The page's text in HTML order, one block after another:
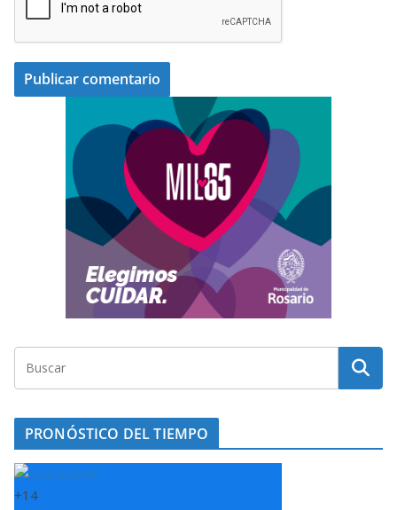
PRONÓSTICO DEL TIEMPO
+14